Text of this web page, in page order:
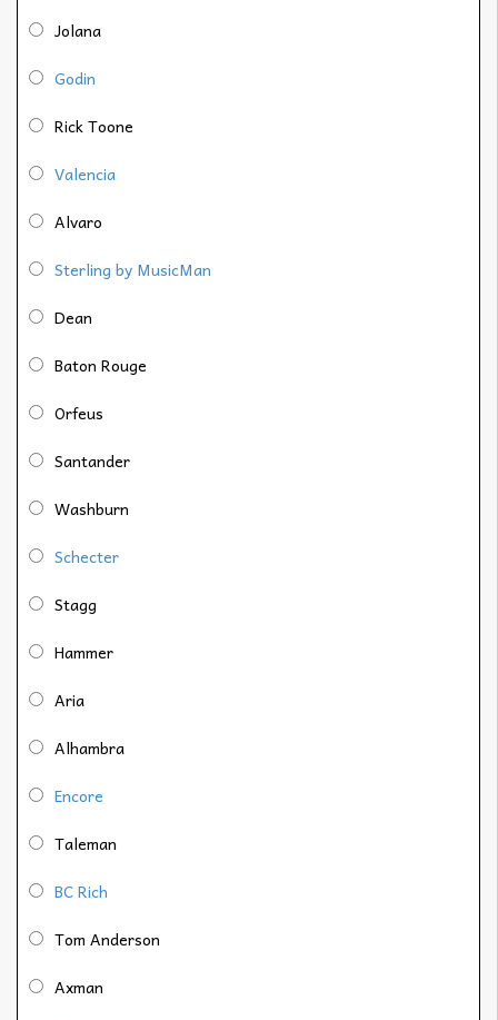
Jolana
Godin
Rick Toone
Valencia
Alvaro
Sterling by MusicMan
Dean
Baton Rouge
Orfeus
Santander
Washburn
Schecter
Stagg
Hammer
Aria
Alhambra
Encore
Taleman
BC Rich
Tom Anderson
Axman